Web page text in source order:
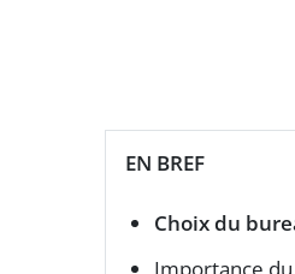
EN BREF
Choix du
Importance du